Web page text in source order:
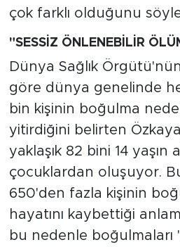
çok farklı olduğunu
"SESSİZ ÖNLENEBİLİR
Dünya Sağlık
göre dünya genelinde
bin kişinin boğulma
yitirdiğini belirten
yaklaşık 82 bini 14 yaşın
çocuklardan oluşuyor.
650'den fazla kişinin
hayatını kaybettiği
bu nedenle boğulmaları